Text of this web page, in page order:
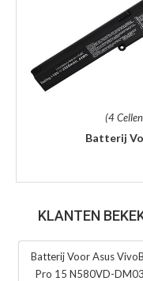
(4
Batterij
KLANTEN
Batterij Voor Asus
Pro 15 N580VD-